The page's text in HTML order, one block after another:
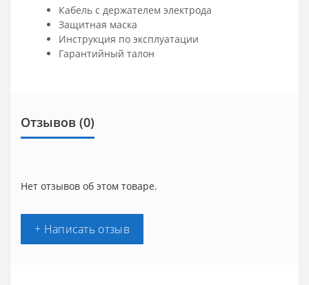
Кабель с держателем электрода
Защитная маска
Инструкция по эксплуатации
Гарантийный талон
Отзывов (0)
Нет отзывов об этом товаре.
+ Написать отзыв